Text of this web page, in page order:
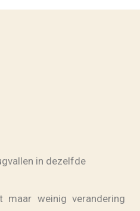
in dezelfde
maar weinig verandering